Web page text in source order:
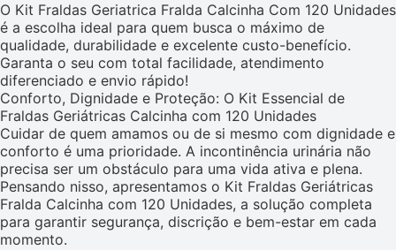
O Kit Fraldas Geriatrica Fralda Calcinha Com 120 Unidades
é a escolha ideal para quem busca o máximo de
qualidade, durabilidade e excelente custo-benefício.
Garanta o seu com total facilidade, atendimento
diferenciado e envio rápido!
Conforto, Dignidade e Proteção: O Kit Essencial de
Fraldas Geriátricas Calcinha com 120 Unidades
Cuidar de quem amamos ou de si mesmo com dignidade e
conforto é uma prioridade. A incontinência urinária não
precisa ser um obstáculo para uma vida ativa e plena.
Pensando nisso, apresentamos o Kit Fraldas Geriátricas
Fralda Calcinha com 120 Unidades, a solução completa
para garantir segurança, discrição e bem-estar em cada
momento.